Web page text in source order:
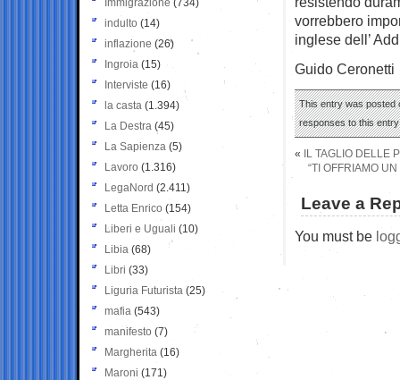
vorrebbero
inglese dell’
Guido Ceronetti
This entry was posted
responses to this
«
IL TAGLIO DELLE
“TI OFFRIAMO
Leave a
You must be
Immigrazione (734)
indulto (14)
inflazione (26)
Ingroia (15)
Interviste (16)
la casta (1.394)
La Destra (45)
La Sapienza (5)
Lavoro (1.316)
LegaNord (2.411)
Letta Enrico (154)
Liberi e Uguali (10)
Libia (68)
Libri (33)
Liguria Futurista (25)
mafia (543)
manifesto (7)
Margherita (16)
Maroni (171)